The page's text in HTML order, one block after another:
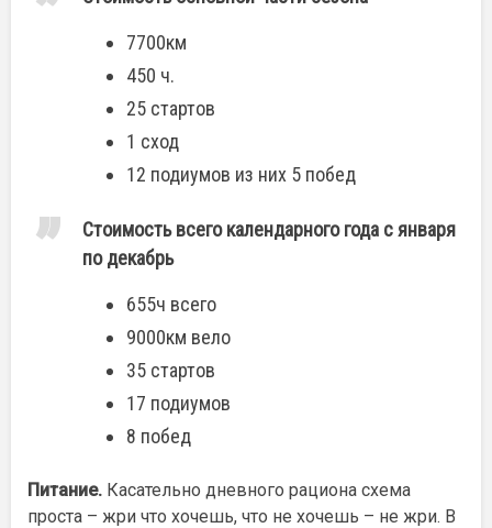
7700км
450 ч.
25 стартов
1 сход
12 подиумов из них 5 побед
Стоимость всего календарного года с января
по декабрь
655ч всего
9000км вело
35 стартов
17 подиумов
8 побед
Питание. Касательно дневного рациона схема
проста – жри что хочешь, что не хочешь – не жри. В